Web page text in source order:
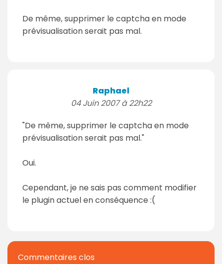
De même, supprimer le captcha en mode
prévisualisation serait pas mal.
Raphael
04 Juin 2007 à 22h22
"De même, supprimer le captcha en mode
prévisualisation serait pas mal."
Oui.
Cependant, je ne sais pas comment modifier
le plugin actuel en conséquence :(
Commentaires clos